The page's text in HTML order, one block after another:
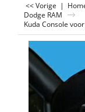
<< Vorige |
Dodge RAM
Kuda Console